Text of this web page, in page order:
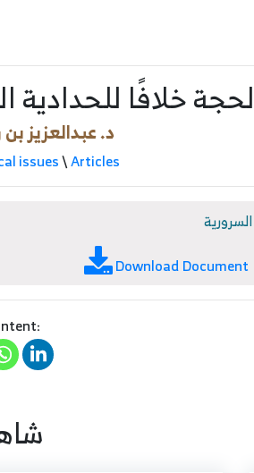
خلافًا للحدادية
د. عبدالعزيز
issues\Articles
Download Document